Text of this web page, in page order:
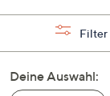
nach
und
nach
unten
Filter
Deine Auswahl: